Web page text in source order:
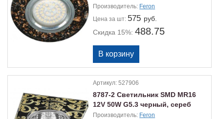
15*2835
Производитель: Feron
Цена за шт: 575 руб.
Скидка 15%:488.75
Артикул:527906
8787-2 Светильник SMD MR16
12V 50W G5.3 черный, сереб
15*2835
Производитель: Feron